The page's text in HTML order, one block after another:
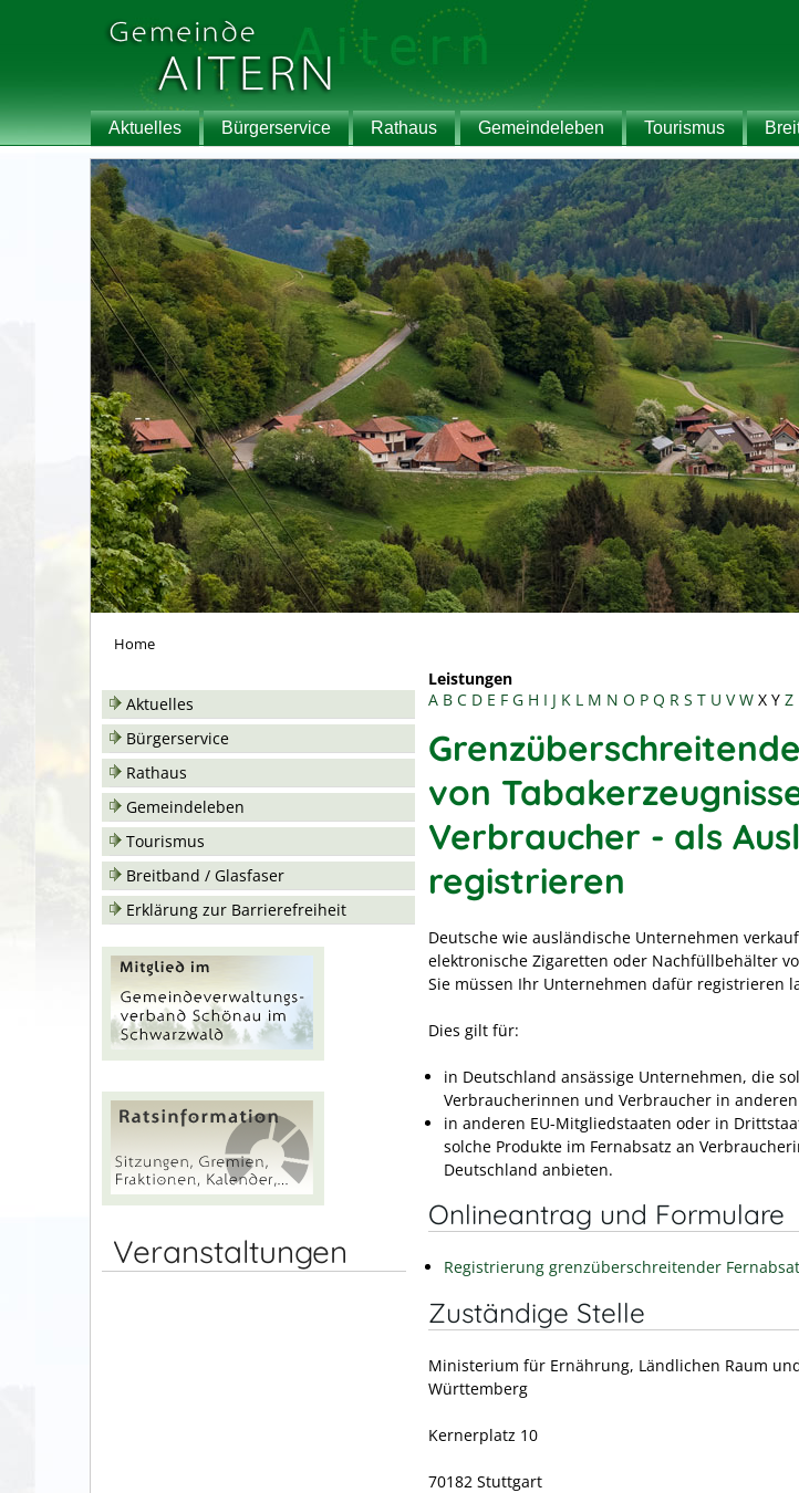
Aktuelles Bürgerservice Rathaus Gemeindeleben Tourismus
Home
Aktuelles
Bürgerservice
Rathaus
Gemeindeleben
Tourismus
Breitband / Glasfaser
Erklärung zur Barrierefreiheit
Veranstaltungen
Leistungen
A B C D E F G H I J K L M N O P Q R S T U V W X Y Z
von
Verbraucher - als
registrieren
Deutsche wie ausländische Unternehmen
elektronische Zigaretten oder Nachfüllbehälter
Sie müssen Ihr Unternehmen dafür registrieren
Dies gilt für:
in Deutschland ansässige Unternehmen, die
Verbraucherinnen und Verbraucher in
in anderen EU-Mitgliedstaaten oder in
solche Produkte im Fernabsatz an
Deutschland anbieten.
Onlineantrag und Formulare
Registrierung grenzüberschreitender
Zuständige Stelle
Ministerium für Ernährung, Ländlichen Raum
Württemberg
Kernerplatz 10
70182 Stuttgart